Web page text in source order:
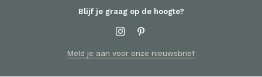
Blijf je graag op de hoogte?
Meld je aan voor onze nieuwsbrief